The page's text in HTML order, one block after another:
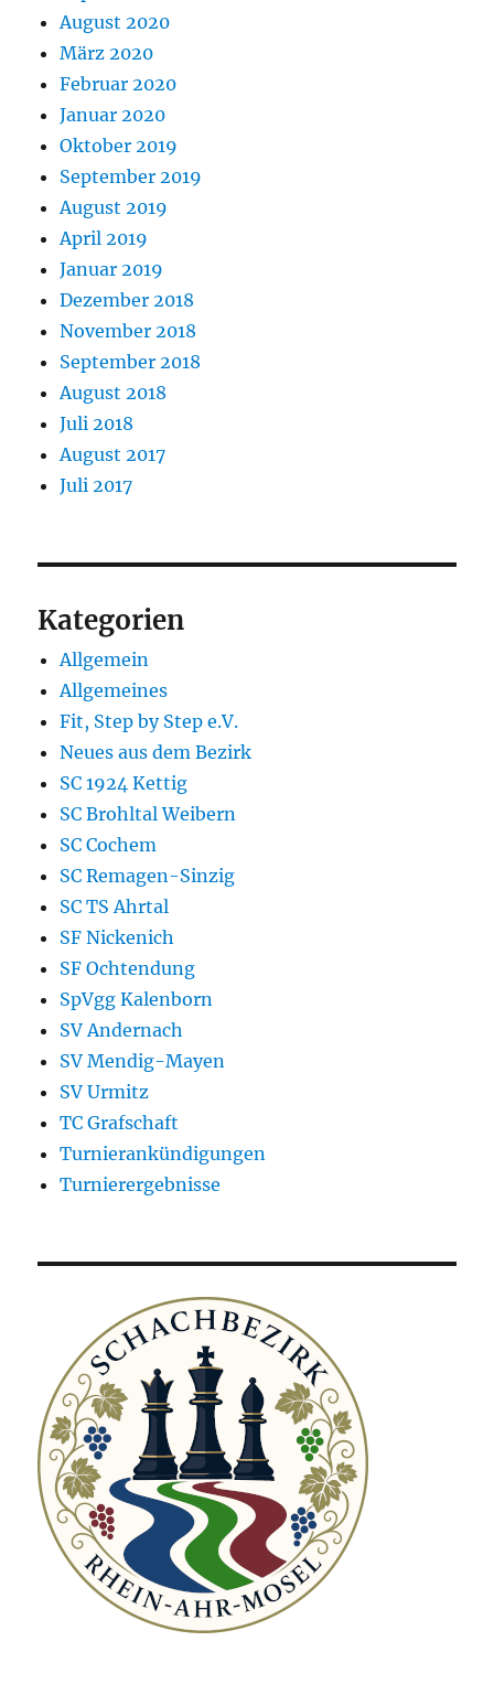
August 2020
März 2020
Februar 2020
Januar 2020
Oktober 2019
September 2019
August 2019
April 2019
Januar 2019
Dezember 2018
November 2018
September 2018
August 2018
Juli 2018
August 2017
Juli 2017
Kategorien
Allgemein
Allgemeines
Fit, Step by Step e.V.
Neues aus dem Bezirk
SC 1924 Kettig
SC Brohltal Weibern
SC Cochem
SC Remagen-Sinzig
SC TS Ahrtal
SF Nickenich
SF Ochtendung
SpVgg Kalenborn
SV Andernach
SV Mendig-Mayen
SV Urmitz
TC Grafschaft
Turnierankündigungen
Turnierergebnisse